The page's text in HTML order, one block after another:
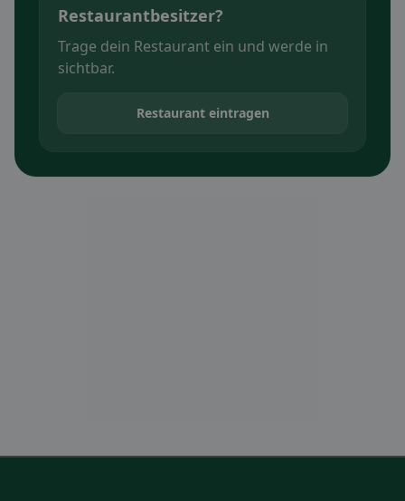
Restaurantbesitzer?
Trage dein Restaurant ein und werde in
sichtbar.
Restaurant eintragen